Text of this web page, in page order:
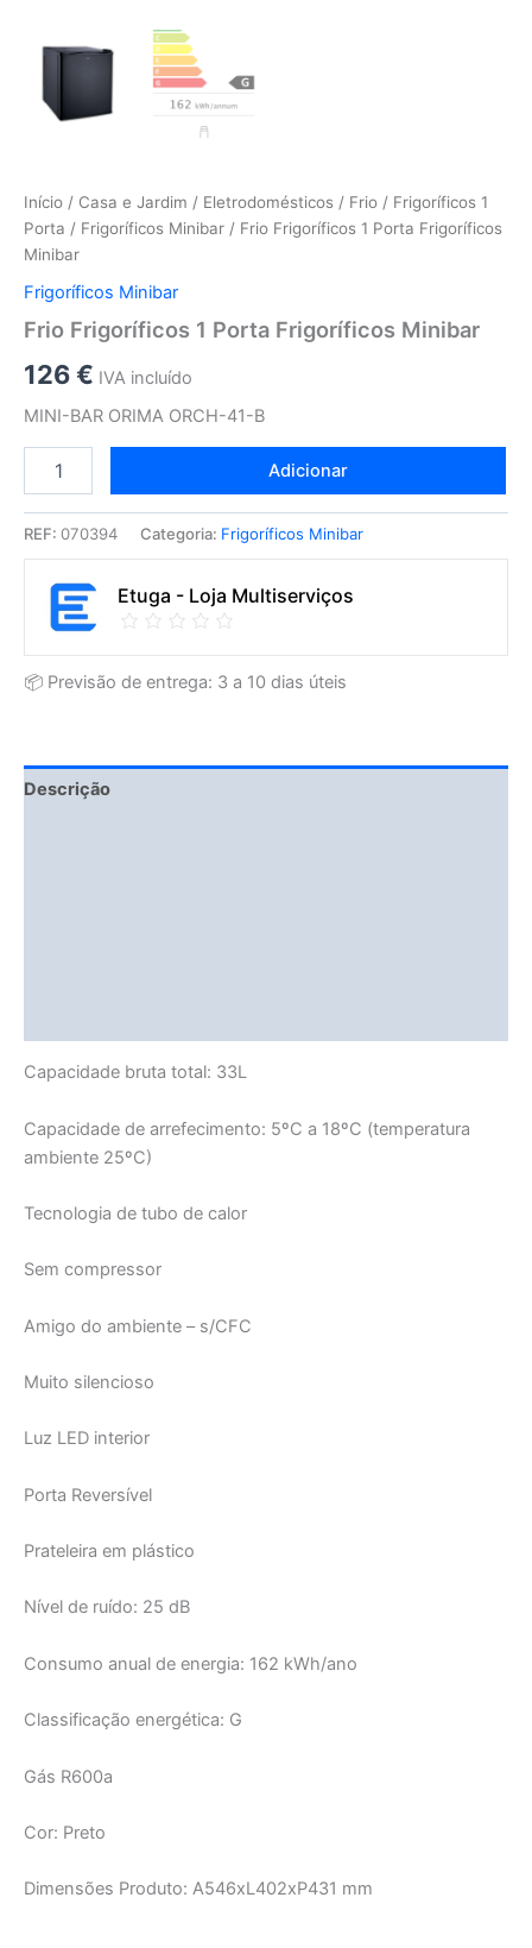
Início / Casa e Jardim / Eletrodomésticos / Frio / Frigoríficos 1
Porta / Frigoríficos Minibar / Frio Frigoríficos 1 Porta Frigoríficos
Minibar
Frigoríficos Minibar
Frio Frigoríficos 1 Porta Frigoríficos Minibar
126€ IVA incluído
MINI-BAR ORIMA ORCH-41-B
Adicionar
REF: 070394 Categoria: Frigoríficos Minibar
Etuga - Loja Multiserviços
📦 Previsão de entrega: 3 a 10 dias úteis
Descrição
Capacidade bruta total: 33L
Capacidade de arrefecimento: 5ºC a 18ºC (temperatura
ambiente 25ºC)
Tecnologia de tubo de calor
Sem compressor
Amigo do ambiente – s/CFC
Muito silencioso
Luz LED interior
Porta Reversível
Prateleira em plástico
Nível de ruído: 25 dB
Consumo anual de energia: 162 kWh/ano
Classificação energética: G
Gás R600a
Cor: Preto
Dimensões Produto: A546xL402xP431 mm